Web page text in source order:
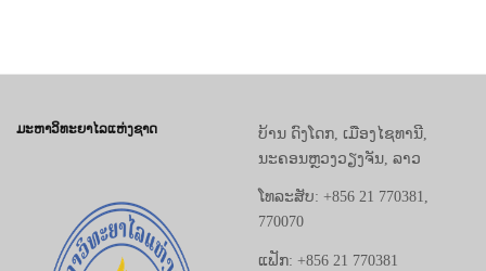
ມະຫາວິທະຍາໄລແຫ່ງຊາດ
ບ້ານ ດົງໂດກ, ເມືອງໄຊທານີ,
ນະຄອນຫຼວງວຽງຈັນ, ລາວ
ໂທລະສັບ: +856 21 770381,
770070
ແຟັກ: +856 21 770381